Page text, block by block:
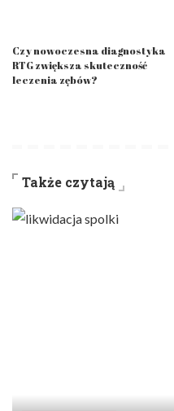
Czy nowoczesna diagnostyka
RTG zwiększa skuteczność
leczenia zębów?
Także czytają